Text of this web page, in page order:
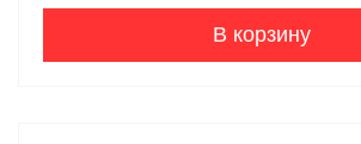
В корзину